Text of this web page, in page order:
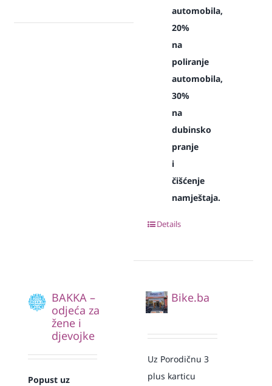
automobila,
20%
na
poliranje
automobila,
30%
na
dubinsko
pranje
i
čišćenje
namještaja.
Details
BAKKA –
odjeća za
žene i
djevojke
Popust uz
Bike.ba
Uz Porodičnu 3
plus karticu